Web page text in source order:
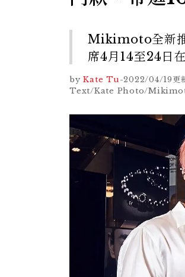
Mikimoto全新推
席4月14至24日
by Kate Tu-2022/04/19更
Text/Kate Photo/